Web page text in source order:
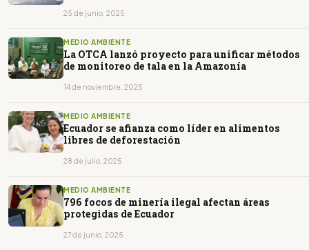
25 de junio, 2025
MEDIO AMBIENTE
La OTCA lanzó proyecto para unificar métodos
de monitoreo de tala en la Amazonía
14 de noviembre, 2025
MEDIO AMBIENTE
Ecuador se afianza como líder en alimentos
libres de deforestación
28 de julio, 2025
MEDIO AMBIENTE
796 focos de minería ilegal afectan áreas
protegidas de Ecuador
27 de junio, 2025